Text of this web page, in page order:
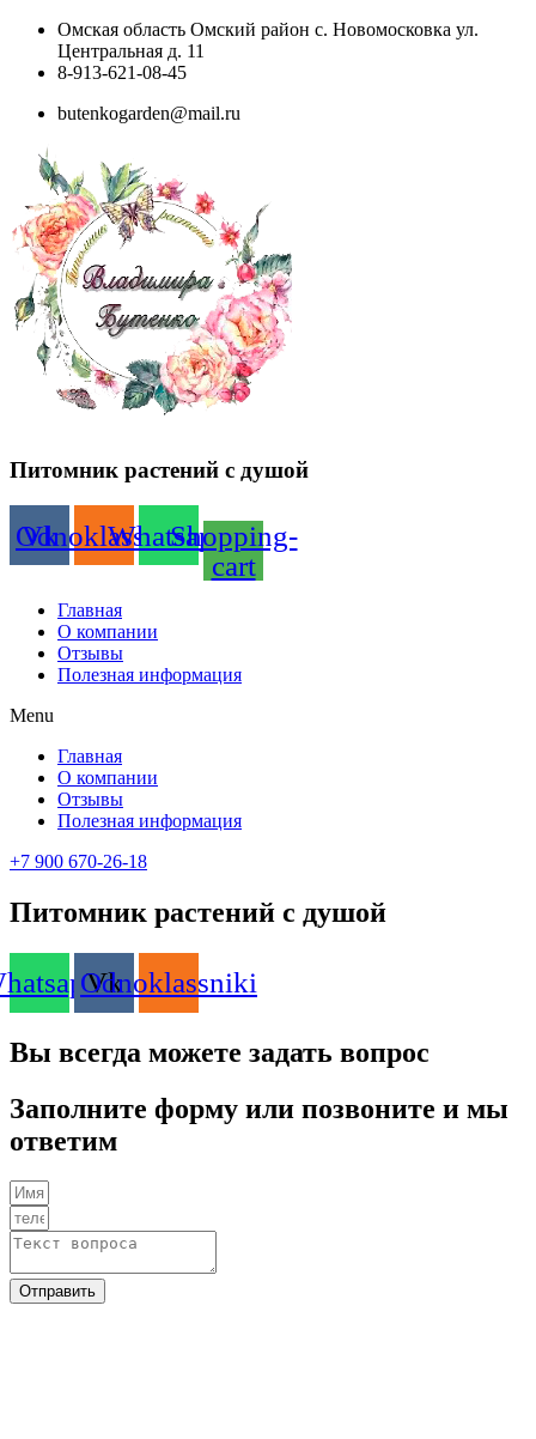
Перейти
содержимому
Омская область Омский район с. Новомосковка ул.
Центральная д. 11
8-913-621-08-45
butenkogarden@mail.ru
Питомник растений с душой
Vk
Odnoklassniki
WhatsappShopping-
cart
Главная
О компании
Отзывы
Полезная информация
Menu
Главная
О компании
Отзывы
Полезная информация
+7 900 670-26-18
Питомник растений с душой
Vk
Odnoklassniki
Вы всегда можете задать вопрос
Заполните форму или позвоните и мы
ответим
Отправить